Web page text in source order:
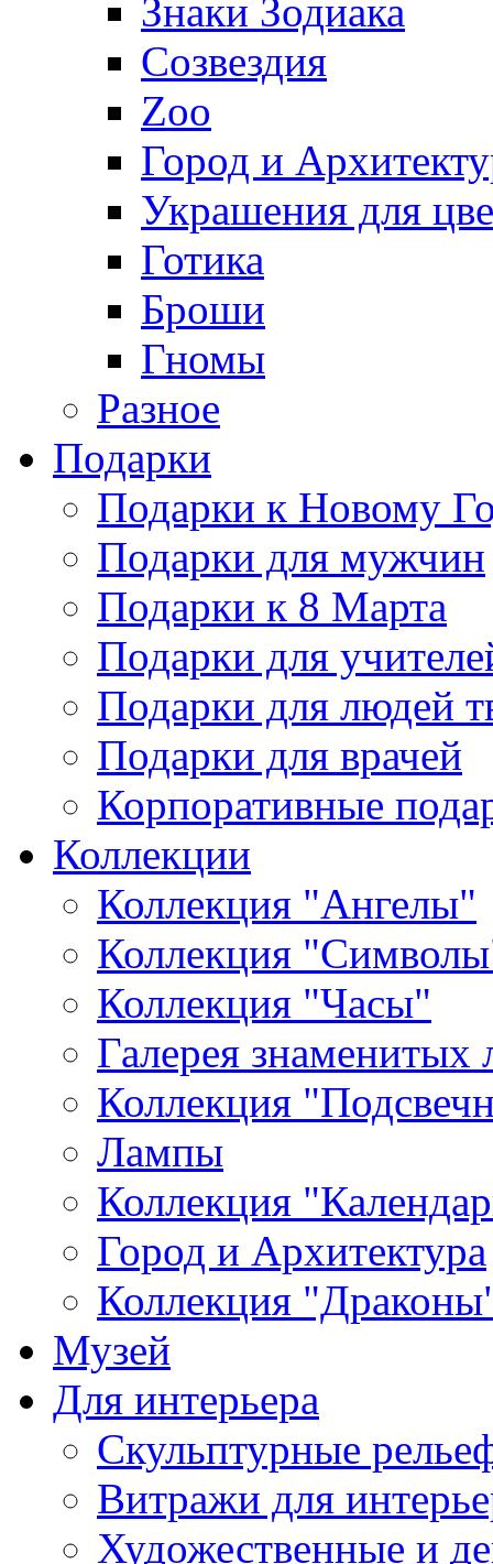
Знаки Зодиака
Созвездия
Zoo
Город и
Украшения для
Готика
Броши
Гномы
Разное
Подарки
Подарки к Новому
Подарки для мужчин
Подарки к 8 Марта
Подарки для
Подарки для людей
Подарки для врачей
Корпоративные
Коллекции
Коллекция "Ангелы"
Коллекция
Коллекция "Часы"
Галерея знаменитых
Коллекция
Лампы
Коллекция
Город и Архитектура
Коллекция
Музей
Для интерьера
Скульптурные
Витражи для
Художественные и